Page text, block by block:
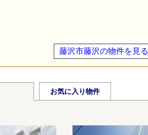
藤沢市藤沢の物件を見る
お気に入り物件